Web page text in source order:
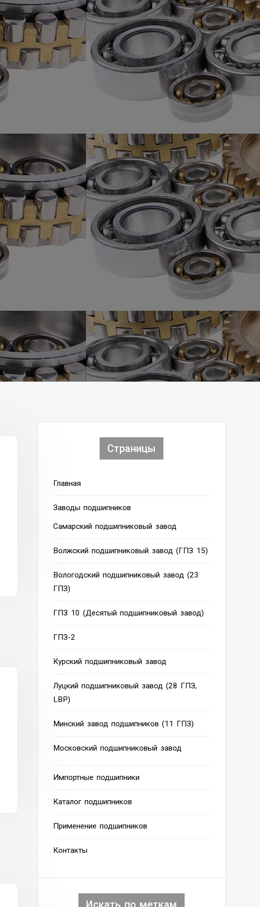
Страницы
Главная
Заводы подшипников
Cамарский подшипниковый завод
Волжский подшипниковый завод (ГПЗ 15)
Вологодский подшипниковый завод (23
ГПЗ)
ГПЗ 10 (Десятый подшипниковый завод)
ГПЗ-2
Курский подшипниковый завод
Луцкий подшипниковый завод (28 ГПЗ,
LBP)
Минский завод подшипников (11 ГПЗ)
Московский подшипниковый завод
Импортные подшипники
Каталог подшипников
Применение подшипников
Контакты
Искать по меткам